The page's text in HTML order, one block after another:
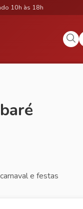
10h às 18h
e festas